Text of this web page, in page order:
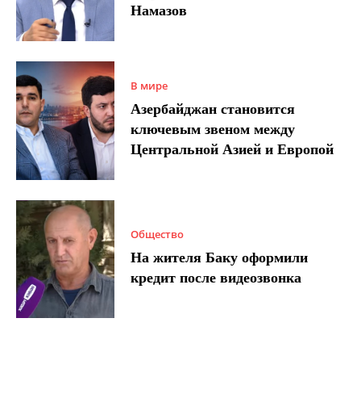
Намазов
В мире
Азербайджан становится
ключевым звеном между
Центральной Азией и Европой
Общество
На жителя Баку оформили
кредит после видеозвонка